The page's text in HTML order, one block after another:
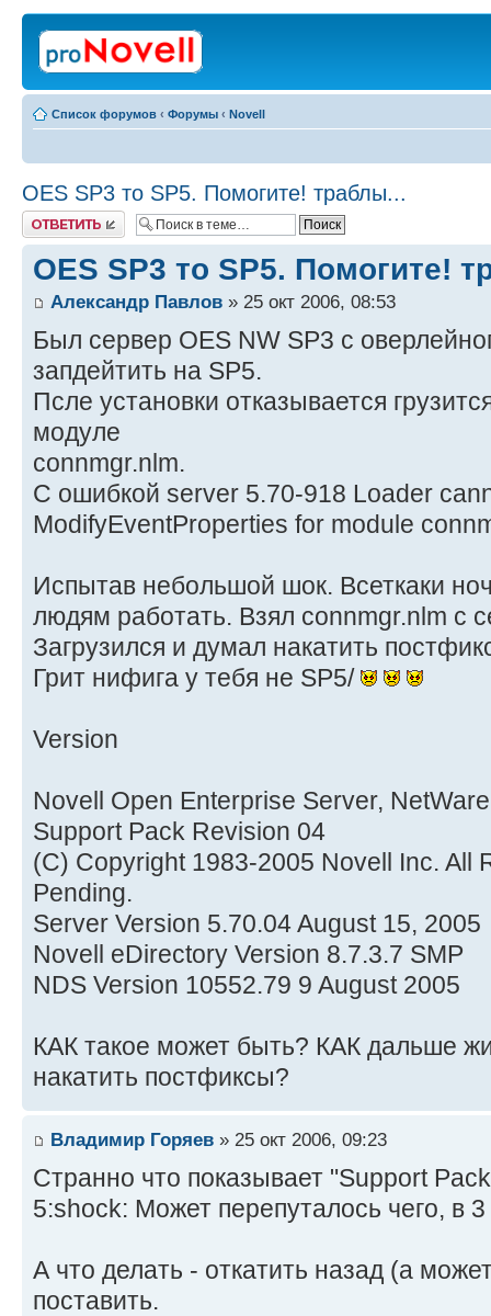
Список форумов ‹ Форумы ‹ Novell
OES SP3 то SP5. Помогите! траблы...
Ответить
OES SP3 то SP5. Помогите!
Александр Павлов » 25 окт 2006, 08:53
Был сервер OES NW SP3 c
запдейтить на SP5.
Псле установки отказывается
модуле
connmgr.nlm.
С ошибкой server 5.70-918 Loader
ModifyEventProperties for module
Испытав небольшой шок. Всеткаки
людям работать. Взял connmgr.nlm с
Загрузился и думал накатить
Грит нифига у тебя не SP5/
Version
Novell Open Enterprise Server,
Support Pack Revision 04
(C) Copyright 1983-2005 Novell Inc. All
Pending.
Server Version 5.70.04 August 15, 2005
Novell eDirectory Version 8.7.3.7 SMP
NDS Version 10552.79 9 August 2005
КАК такое может быть? КАК дальше
накатить постфиксы?
Владимир Горяев » 25 окт 2006, 09:23
Странно что показывает "Support
5:shock: Может перепуталось чего, в
А что делать - откатить назад (а
поставить.